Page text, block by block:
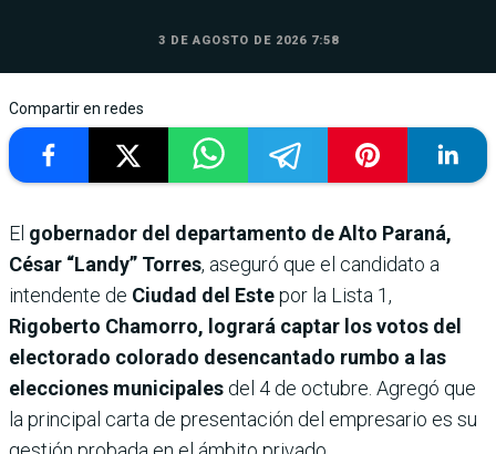
3 DE AGOSTO DE 2026 7:58
Compartir en redes
El gobernador del departamento de Alto Paraná,
César “Landy” Torres, aseguró que el candidato a
intendente de Ciudad del Estepor la Lista 1,
Rigoberto Chamorro, logrará captar los votos del
electorado colorado desencantado rumbo a las
elecciones municipales del 4 de octubre. Agregó que
la principal carta de presentación del empresario es su